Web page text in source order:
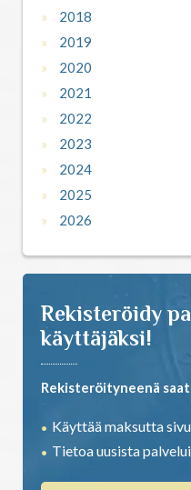
2018
2019
2020
2021
2022
2023
2024
2025
2026
Rekisteröidy
käyttäjäksi!
Rekisteröityneenä
Käyttää maksutta
Tietoa uusista